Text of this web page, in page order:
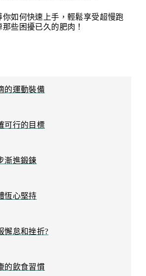
如何快速上手，輕鬆享受超慢跑
些困擾已久的肥肉！
的運動裝備
可行的目標
漸進鍛鍊
恆心堅持
懈怠和挫折?
的飲食習慣